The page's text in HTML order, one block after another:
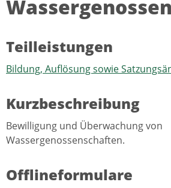
Teilleistungen
Bildung, Auflösung sowie
Kurzbeschreibung
Bewilligung und Überwachung von
Wassergenossenschaften.
Offlineformulare